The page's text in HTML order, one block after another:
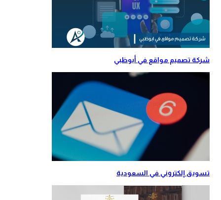
شركة تصميم مواقع في أبوظبي
تسويق إلكتروني في السعودية